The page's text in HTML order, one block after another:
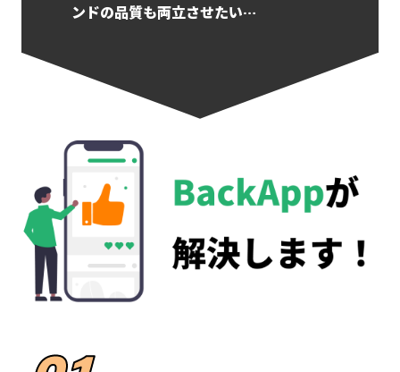
ンドの品質も両立させたい…